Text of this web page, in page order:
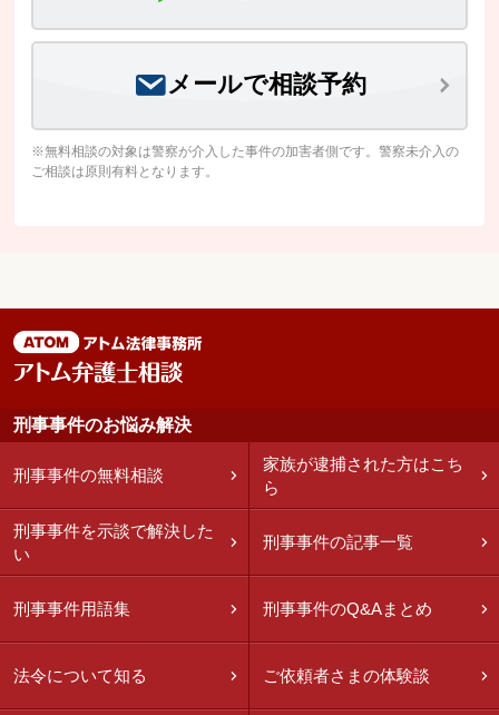
メールで相談予約
※無料相談の対象は警察が介入した事件の加害者側です。警察未介入の
ご相談は原則有料となります。
刑事事件のお悩み解決
刑事事件の無料相談
家族が逮捕された方はこち
ら
刑事事件を示談で解決した
い
刑事事件の記事一覧
刑事事件用語集 刑事事件のQ&Aまとめ
法令について知る ご依頼者さまの体験談